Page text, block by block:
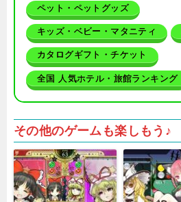
ペット・ペットグッズ
キッズ・ベビー・マタニティ
カタログギフト・チケット
全国 人気ホテル・旅館ランキング
その他のゲームも楽しもう♪